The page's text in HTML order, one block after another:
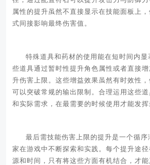
属性的提升虽然不直接显示在技能面板上
式间接影响最终伤害值。
特殊道具和药材的使用能在短时间内
些道具通过暂时性提升角色属性或者直接
升伤害上限。这些增益效果虽然有时效性
可以突破常规的输出限制。合理运用这些
和实际需求，在最需要的时候使用才能发挥
最后需技能伤害上限的提升是一个循
家在游戏中不断探索和实践。每个提升途
源和时间，只有将这些方面有机结合，才